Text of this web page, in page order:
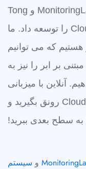
به عنوان یک پیشرفت طبیعی از MonitoringLabs و Tong
Systems، تیم نوآور ما CloudAsia را توسعه داد. ما
هستیم که می توانیم
بر ابر را نیز به
آنلاین با میزبانی
سریع، قابل اعتماد و ایمن از CloudAsia رونق بگیرید و
سطح بعدی ببرید!
و سیستم